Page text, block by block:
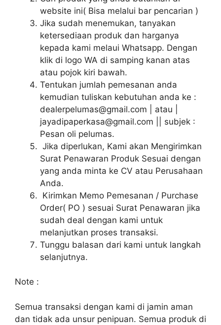
website ini( Bisa melalui bar pencarian )
Jika sudah menemukan, tanyakan
ketersediaan produk dan harganya
kepada kami melaui Whatsapp. Dengan
klik di logo WA di samping kanan atas
atau pojok kiri bawah.
Tentukan jumlah pemesanan anda
kemudian tuliskan kebutuhan anda ke :
dealerpelumas@gmail.com | atau |
jayadipaperkasa@gmail.com || subjek :
Pesan oli pelumas.
Jika diperlukan, Kami akan Mengirimkan
Surat Penawaran Produk Sesuai dengan
yang anda minta ke CV atau Perusahaan
Anda.
Kirimkan Memo Pemesanan / Purchase
Order( PO ) sesuai Surat Penawaran jika
sudah deal dengan kami untuk
melanjutkan proses transaksi.
Tunggu balasan dari kami untuk langkah
selanjutnya.
Note :
Semua transaksi dengan kami di jamin aman
dan tidak ada unsur penipuan. Semua produk di